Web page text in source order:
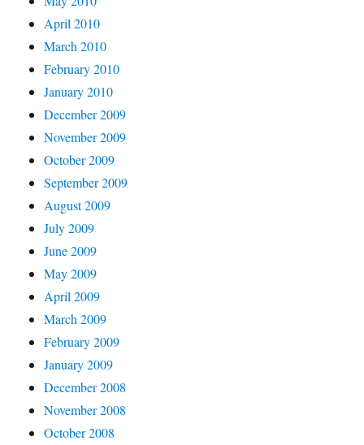
April 2010
March 2010
February 2010
January 2010
December 2009
November 2009
October 2009
September 2009
August 2009
July 2009
June 2009
May 2009
April 2009
March 2009
February 2009
January 2009
December 2008
November 2008
October 2008